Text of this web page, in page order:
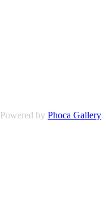
Powered by Phoca Gallery